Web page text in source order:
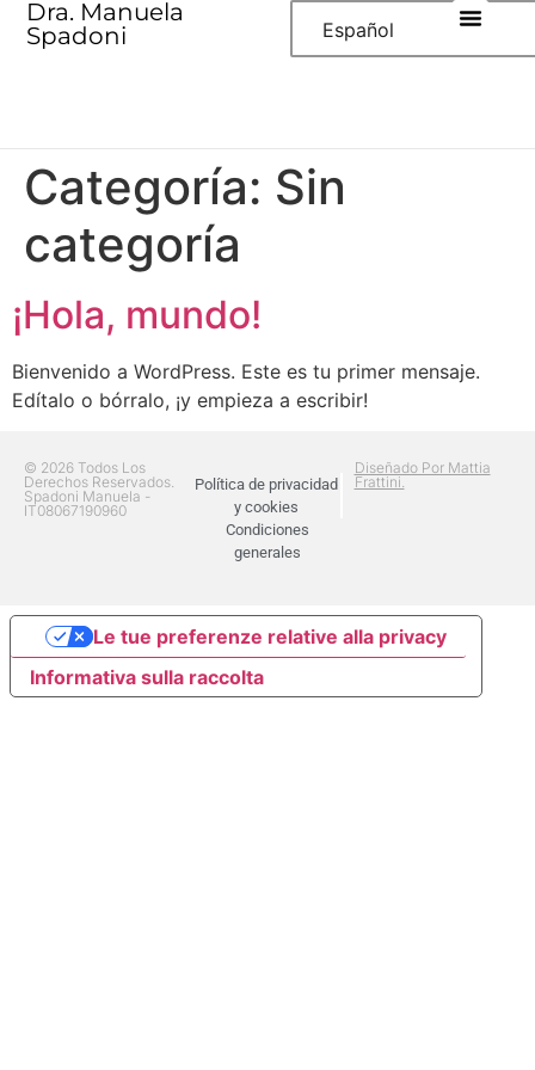
Dra. Manuela
Spadoni
Español
Categoría: Sin
categoría
¡Hola, mundo!
Bienvenido a WordPress. Este es tu primer mensaje.
Edítalo o bórralo, ¡y empieza a escribir!
© 2026 Todos Los
Derechos Reservados.
Spadoni Manuela -
IT08067190960
Política de privacidad
y cookies
Condiciones
generales
Diseñado Por Mattia
Frattini.
Informativa sulla raccolta
Le tue preferenze relative alla privacy